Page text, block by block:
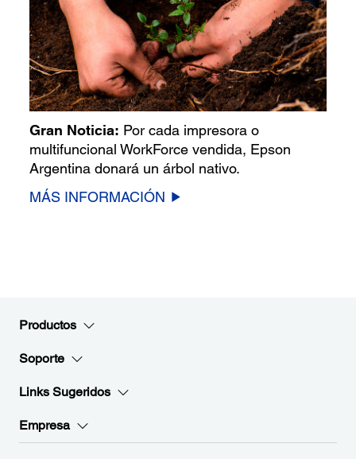
Gran Noticia: Por cada impresora o
multifuncional WorkForce vendida, Epson
Argentina donará un árbol nativo.
MÁS INFORMACIÓN
Productos
Soporte
Links Sugeridos
Empresa